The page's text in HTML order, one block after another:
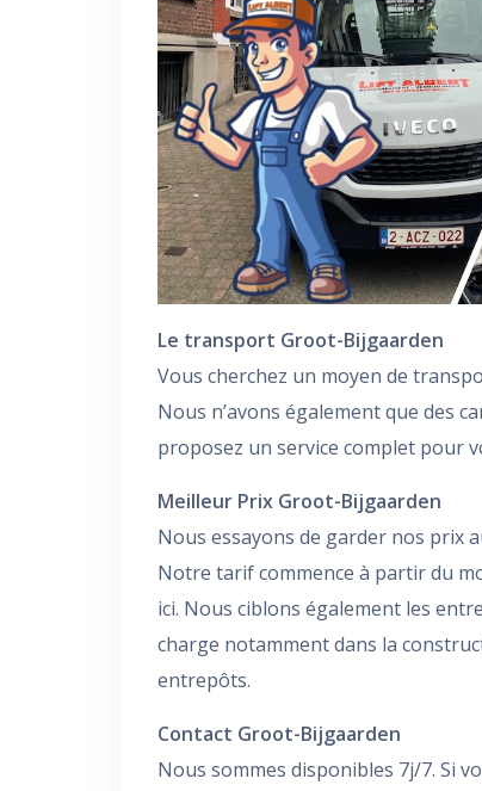
Le transport Groot-Bijgaarden
Vous cherchez un moyen de
Nous n’avons également que des
proposez un service complet pour
Meilleur Prix Groot-Bijgaarden
Nous essayons de garder nos prix
Notre tarif commence à partir du
ici. Nous ciblons également les
charge notamment dans la
entrepôts.
Contact Groot-Bijgaarden
Nous sommes disponibles 7j/7. Si